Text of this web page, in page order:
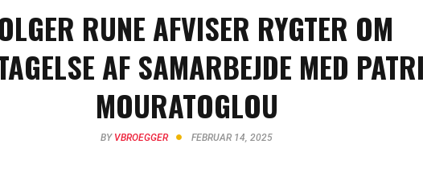
RUNE AFVISER RYGTER OM
AF SAMARBEJDE MED
MOURATOGLOU
BY VBROEGGER FEBRUAR 14, 2025